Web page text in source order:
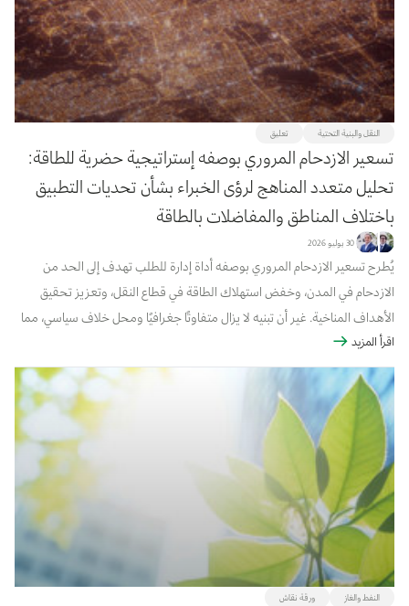
إزالة المرشحات تطبيق المرشحات
النقل والبنية التحتية تعليق
تسعير الازدحام المروري بوصفه إستراتيجية حضرية للطاقة:
تحليل متعدد المناهج لرؤى الخبراء بشأن تحديات التطبيق
باختلاف المناطق والمفاضلات بالطاقة
30 يوليو 2026
يُطرح تسعير الازدحام المروري بوصفه أداة إدارة للطلب تهدف إلى الحد من
الازدحام في المدن، وخفض استهلاك الطاقة في قطاع النقل، وتعزيز تحقيق
الأهداف المناخية. غير أن تبنيه لا يزال متفاوتًا جغرافيًا ومحل خلاف سياسي، مما
يثير تساؤلات حول كيفية تقييم الممارسين لجدوى تطبيقه وأهميته من منظور
ال...
اقرأ المزيد
النفط والغاز ورقة نقاش